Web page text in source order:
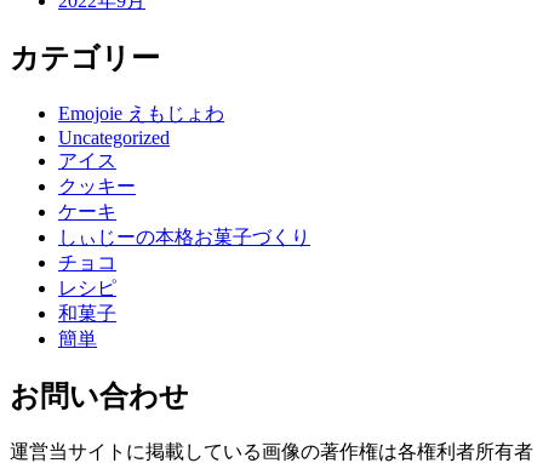
カテゴリー
Emojoie えもじょわ
Uncategorized
アイス
クッキー
ケーキ
しぃじーの本格お菓子づくり
チョコ
レシピ
和菓子
簡単
お問い合わせ
運営当サイトに掲載している画像の著作権は各権利者所有者